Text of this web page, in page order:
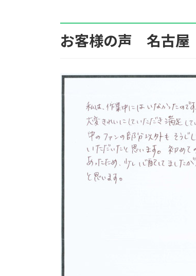
お客様の声 名古屋